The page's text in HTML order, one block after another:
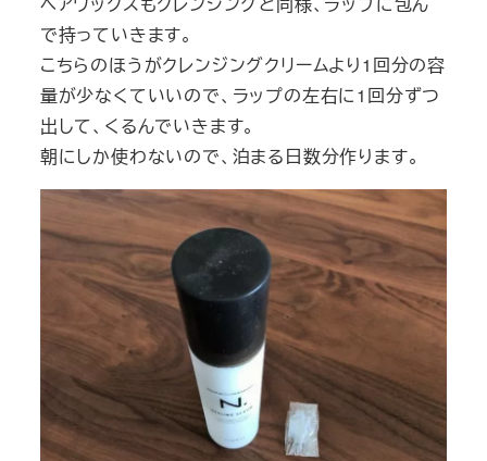
で持っていきます。
こちらのほうがクレンジングクリームより1回分の容
量が少なくていいので、ラップの左右に1回分ずつ
出して、くるんでいきます。
朝にしか使わないので、泊まる日数分作ります。